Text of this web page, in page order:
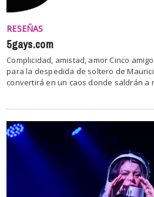
RESEÑAS
5gays.com
Complicidad, amistad, amor Cinco
para la despedida de soltero de
convertirá en un caos donde saldrán a